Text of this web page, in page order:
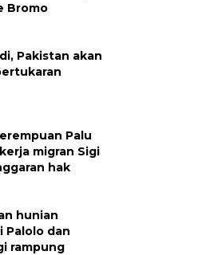
Bromo
Pakistan akan
Palu
migran Sigi
hak
hunian
Palolo dan
rampung